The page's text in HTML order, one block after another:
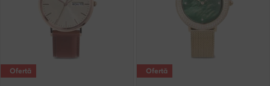
Ofertă Ofertă